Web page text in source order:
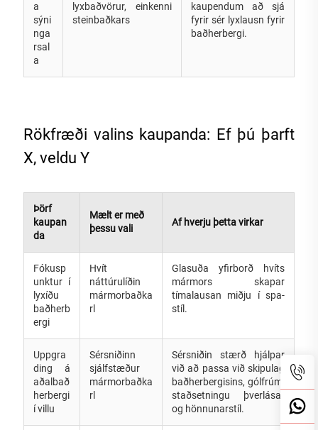
a
sýni
nga
rsal
a
lyxbaðvörur, einkenni
steinbaðkars
kaupendum að sjá
fyrir sér lyxlausn fyrir
baðherbergi.
Rökfræði valins kaupanda: Ef þú þarft
X, veldu Y
Þörf
kaupan
da
Mælt er með
þessu vali
Af hverju þetta virkar
Fókusp
unktur í
lyxíðu
baðherb
ergi
Hvít
náttúrulíðin
mármorbaðka
rl
Glasuða yfirborð hvíts
mármors skapar
tímalausan miðju í spa-
stíl.
Uppgra
ding á
aðalbað
herbergi
í villu
Sérsniðinn
sjálfstæður
mármorbaðka
rl
Sérsniðin stærð hjálpar
við að passa við skipulag
baðherbergisins, gólfrúm,
staðsetningu þverlásar
og hönnunarstíl.